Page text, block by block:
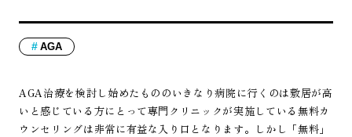
AGA
AGA治療を検討し始めたもののいきなり病院に行くのは敷居が高
いと感じている方にとって専門クリニックが実施している無料カ
ウンセリングは非常に有益な入り口となります。しかし「無料」